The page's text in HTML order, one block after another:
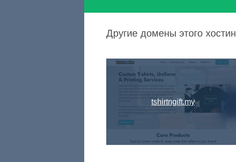
Другие домены этого
tshirtngift.my